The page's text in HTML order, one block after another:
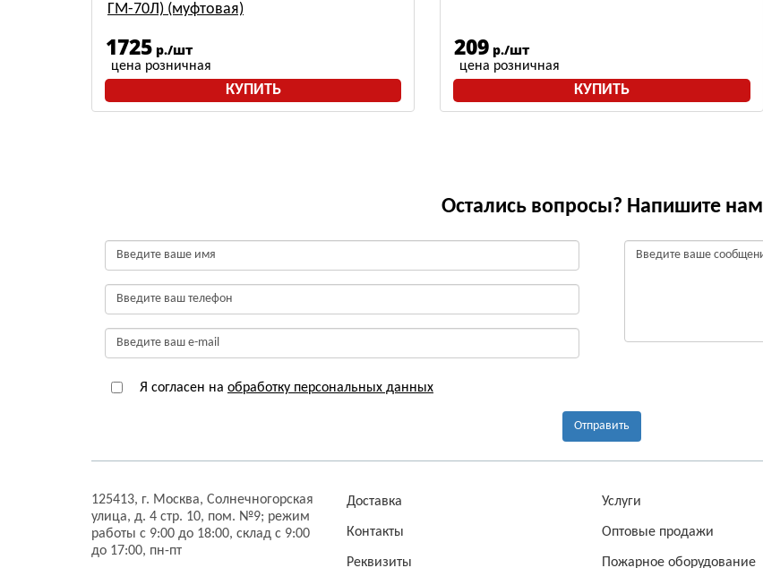
ГМ-70Л) (муфтовая)
1725 р./шт
цена розничная
КУПИТЬ
209 р./шт
цена розничная
КУПИТЬ
Остались вопросы? Напишите нам
Я согласен на обработку персональных данных
Отправить
125413, г. Москва, Солнечногорская
улица, д. 4 стр. 10, пом. №9; режим
работы с 9:00 до 18:00, склад с 9:00
до 17:00, пн-пт
Доставка
Контакты
Реквизиты
Услуги
Оптовые продажи
Пожарное оборудование